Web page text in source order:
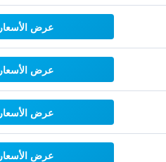
عرض الأسعار
عرض الأسعار
عرض الأسعار
عرض الأسعار